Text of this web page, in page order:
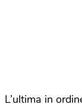
L’ultima in